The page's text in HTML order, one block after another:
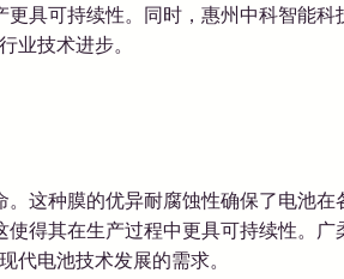
具可持续性。同时，惠州中科智能
业技术进步。
这种膜的优异耐腐蚀性确保了电池
得其在生产过程中更具可持续性。广
电池技术发展的需求。